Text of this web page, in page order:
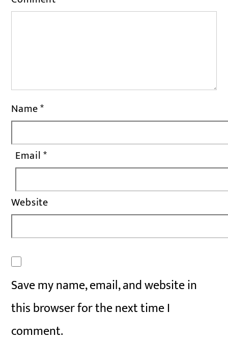
Name*
Email*
Website
Save my name, email, and website in
this browser for the next time I
comment.